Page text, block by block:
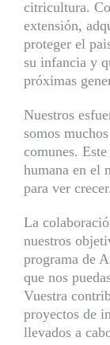
citricultura.
extensión,
proteger el
su infancia y
próximas
Nuestros
somos
comunes.
humana en el
para ver crecer.
La
nuestros
programa de
que nos
Vuestra
proyectos de
llevados a